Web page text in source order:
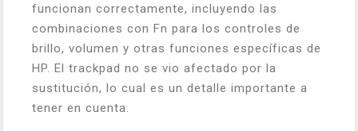
funcionan correctamente, incluyendo las
combinaciones con Fn para los controles de
brillo, volumen y otras funciones específicas de
HP. El trackpad no se vio afectado por la
sustitución, lo cual es un detalle importante a
tener en cuenta.